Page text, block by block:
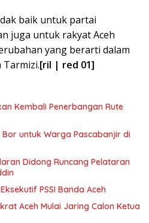
baik untuk partai
juga untuk rakyat Aceh
yang berarti dalam
Tarmizi.[ril | red 01]
Kembali Penerbangan Rute
untuk Warga Pascabanjir di
Didong Runcang Pelataran
PSSI Banda Aceh
Aceh Mulai Jaring Calon Ketua